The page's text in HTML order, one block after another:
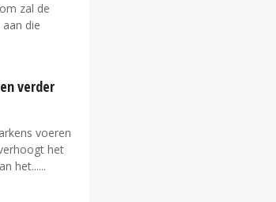
zal de
die
verder
voeren
het
het...